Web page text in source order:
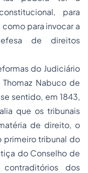
para
para invocar a
de direitos
do Judiciário
Nabuco de
sentido, em 1843,
que os tribunais
de direito, o
tribunal do
do Conselho de
dos